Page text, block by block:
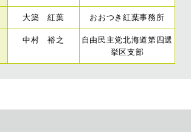
大築 紅葉 おおつき紅葉事務所
中村 裕之
自由民主党北海道第四選
挙区支部